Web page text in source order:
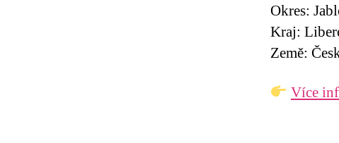
Okres:
Kraj:
Země:
Více